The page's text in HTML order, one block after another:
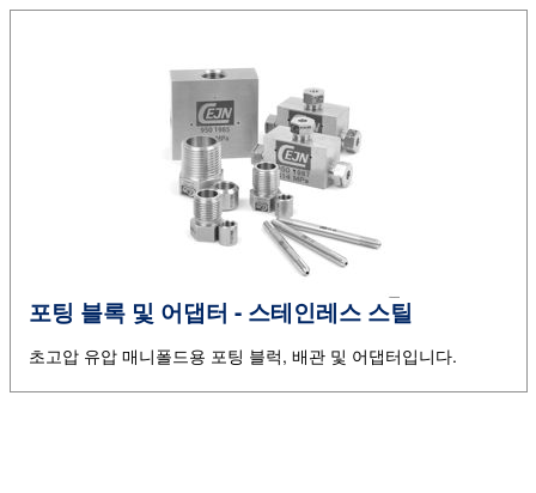
포팅 블록 및 어댑터 - 스테인레스 스틸
초고압 유압 매니폴드용 포팅 블럭, 배관 및 어댑터입니다.